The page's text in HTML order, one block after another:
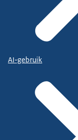
AI-gebruik